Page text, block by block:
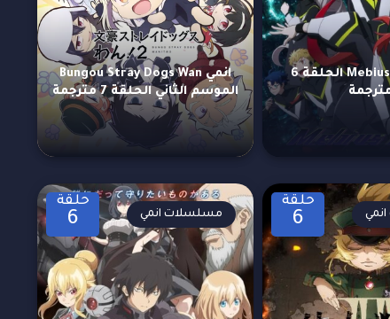
انمي Mebius Dust الحلقة 6
انمي Bungou Stray Dogs Wan
الموسم الثاني الحلقة 7 مترجمة
حلقة
6
حلقة
6 مسلسلات انمي